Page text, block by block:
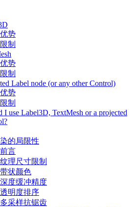
优势
限制
优势
限制
Label node (or any other Control)
优势
限制
I use Label3D, TextMesh or a projected
的局限性
前言
纹理尺寸限制
带状颜色
深度缓冲精度
透明度排序
多采样抗锯齿